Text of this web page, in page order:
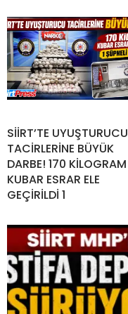
SİİRT’TE UYUŞTURUCU
TACİRLERİNE BÜYÜK
DARBE! 170 KİLOGRAM
KUBAR ESRAR ELE
GEÇİRİLDİ 1